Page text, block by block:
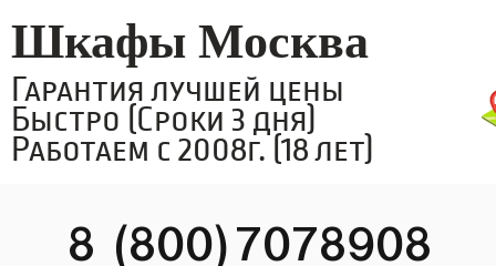
Шкафы Москва
Гарантия лучшей цены
Быстро (Сроки 3 дня)
Работаем с 2008г. (18 лет)
8 (800)7078908